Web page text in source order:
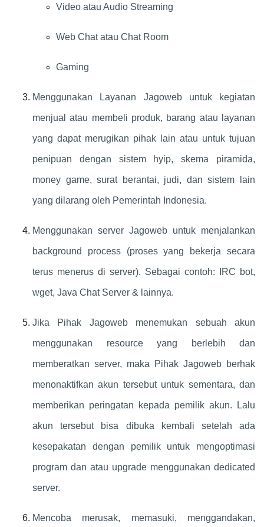
Video atau Audio Streaming
Web Chat atau Chat Room
Gaming
Menggunakan Layanan Jagoweb untuk kegiatan
menjual atau membeli produk, barang atau layanan
yang dapat merugikan pihak lain atau untuk tujuan
penipuan dengan sistem hyip, skema piramida,
money game, surat berantai, judi, dan sistem lain
yang dilarang oleh Pemerintah Indonesia.
Menggunakan server Jagoweb untuk menjalankan
background process (proses yang bekerja secara
terus menerus di server). Sebagai contoh: IRC bot,
wget, Java Chat Server & lainnya.
Jika Pihak Jagoweb menemukan sebuah akun
menggunakan resource yang berlebih dan
memberatkan server, maka Pihak Jagoweb berhak
menonaktifkan akun tersebut untuk sementara, dan
memberikan peringatan kepada pemilik akun. Lalu
akun tersebut bisa dibuka kembali setelah ada
kesepakatan dengan pemilik untuk mengoptimasi
program dan atau upgrade menggunakan dedicated
server.
Mencoba merusak, memasuki, menggandakan,